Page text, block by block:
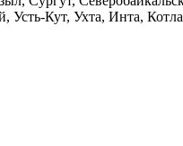
Кут, Ухта, Инта,